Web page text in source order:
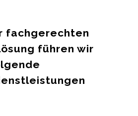
fachgerechten
führen wir